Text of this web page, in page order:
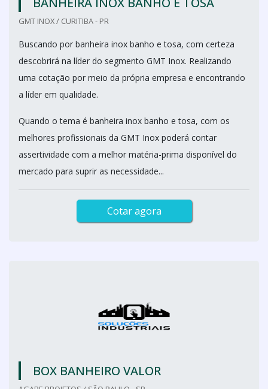
GMT INOX / CURITIBA - PR
Buscando por banheira inox banho e tosa, com certeza
descobrirá na líder do segmento GMT Inox. Realizando
uma cotação por meio da própria empresa e encontrando
a líder em qualidade.
Quando o tema é banheira inox banho e tosa, com os
melhores profissionais da GMT Inox poderá contar
assertividade com a melhor matéria-prima disponível do
mercado para suprir as necessidade...
Cotar agora
BOX BANHEIRO VALOR